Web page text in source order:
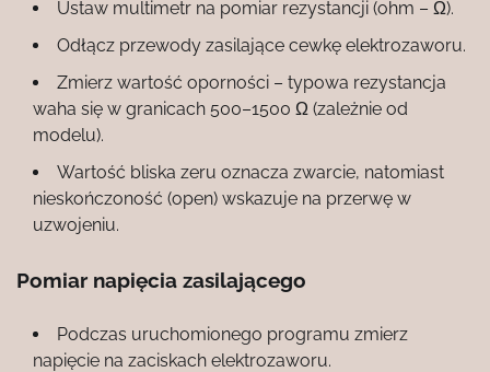
Ustaw multimetr na pomiar rezystancji (ohm – Ω).
Odłącz przewody zasilające cewkę elektrozaworu.
Zmierz wartość oporności – typowa rezystancja
waha się w granicach 500–1500 Ω (zależnie od
modelu).
Wartość bliska zeru oznacza zwarcie, natomiast
nieskończoność (open) wskazuje na przerwę w
uzwojeniu.
Pomiar napięcia zasilającego
Podczas uruchomionego programu zmierz
napięcie na zaciskach elektrozaworu.